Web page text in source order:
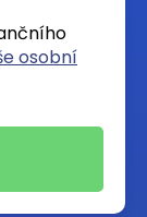
osobní